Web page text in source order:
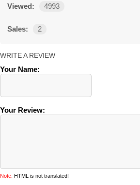
Viewed: 4993
Sales: 2
WRITE A REVIEW
Your Name:
Your Review:
Note: HTML is not translated!